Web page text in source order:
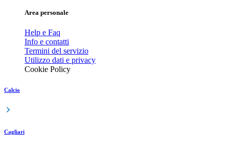
Area personale
Help e Faq
Info e contatti
Termini del servizio
Utilizzo dati e privacy
Cookie Policy
Calcio
Cagliari